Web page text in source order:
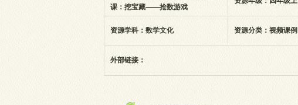
课：挖宝藏——抢数游戏
资源学科：数学文化 资源分类：视频课例
外部链接：